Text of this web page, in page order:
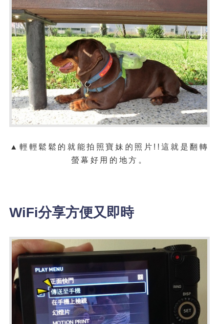
▲輕輕鬆鬆的就能拍照寶妹的照片!!這就是翻轉
螢幕好用的地方。
WiFi分享方便又即時